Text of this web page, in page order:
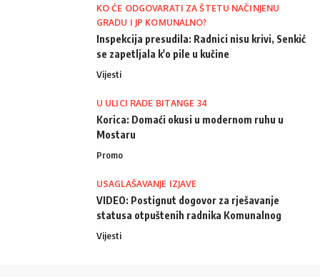
KO ĆE ODGOVARATI ZA ŠTETU NAČINJENU
GRADU I JP KOMUNALNO?
Inspekcija presudila: Radnici nisu krivi, Senkić
se zapetljala k'o pile u kučine
Vijesti
U ULICI RADE BITANGE 34
Korica: Domaći okusi u modernom ruhu u
Mostaru
Promo
USAGLAŠAVANJE IZJAVE
VIDEO: Postignut dogovor za rješavanje
statusa otpuštenih radnika Komunalnog
Vijesti